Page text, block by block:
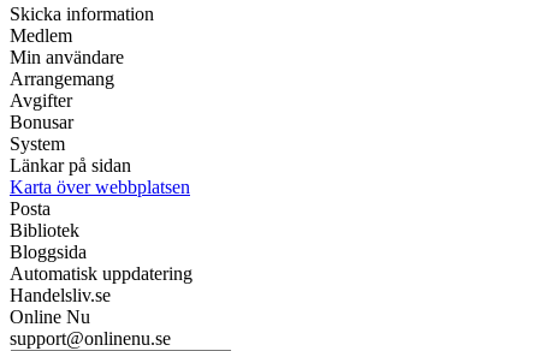
Skicka information
Medlem
Min användare
Arrangemang
Avgifter
Bonusar
System
Länkar på sidan
Karta över webbplatsen
Posta
Bibliotek
Bloggsida
Automatisk uppdatering
Handelsliv.se
Online Nu
support@onlinenu.se